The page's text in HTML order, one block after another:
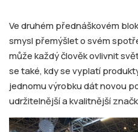
Ve druhém přednáškovém
smysl přemýšlet o svém
může každý člověk ovlivnit
se také, kdy se vyplatí
jednomu výrobku dát novou
udržitelnější a kvalitnější